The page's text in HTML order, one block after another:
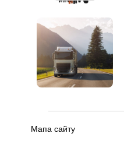
Мапа сайту